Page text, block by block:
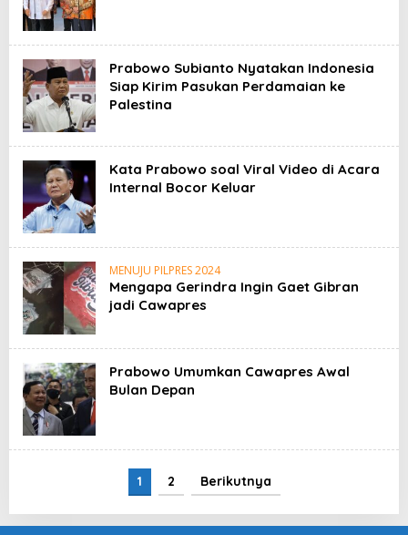
Prabowo Subianto Nyatakan Indonesia
Siap Kirim Pasukan Perdamaian ke
Palestina
Kata Prabowo soal Viral Video di Acara
Internal Bocor Keluar
MENUJU PILPRES 2024
Mengapa Gerindra Ingin Gaet Gibran
jadi Cawapres
Prabowo Umumkan Cawapres Awal
Bulan Depan
1 2 Berikutnya